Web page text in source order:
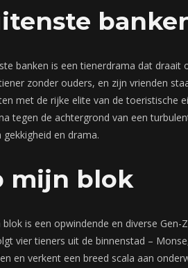
banken is een tienerdrama dat
zonder ouders, en zijn vrienden
met de rijke elite van de toeristische
tegen de achtergrond van een
gekkigheid en drama.
mijn blok
blok is een opwindende en diverse
vier tieners uit de binnenstad –
en verkent een breed scala aan